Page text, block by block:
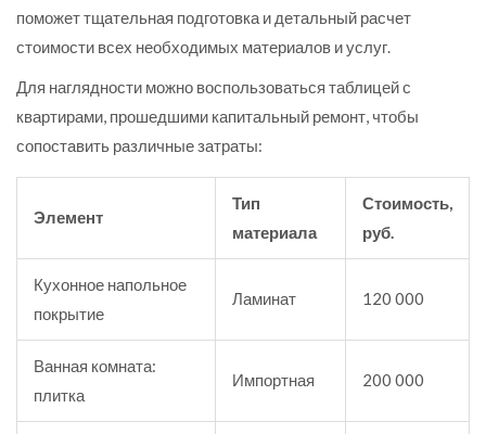
поможет тщательная подготовка и детальный расчет
стоимости всех необходимых материалов и услуг.
Для наглядности можно воспользоваться таблицей с
квартирами, прошедшими капитальный ремонт, чтобы
сопоставить различные затраты:
Элемент
Тип
материала
Стоимость,
руб.
Кухонное напольное
покрытие
Ламинат 120 000
Ванная комната:
плитка
Импортная 200 000